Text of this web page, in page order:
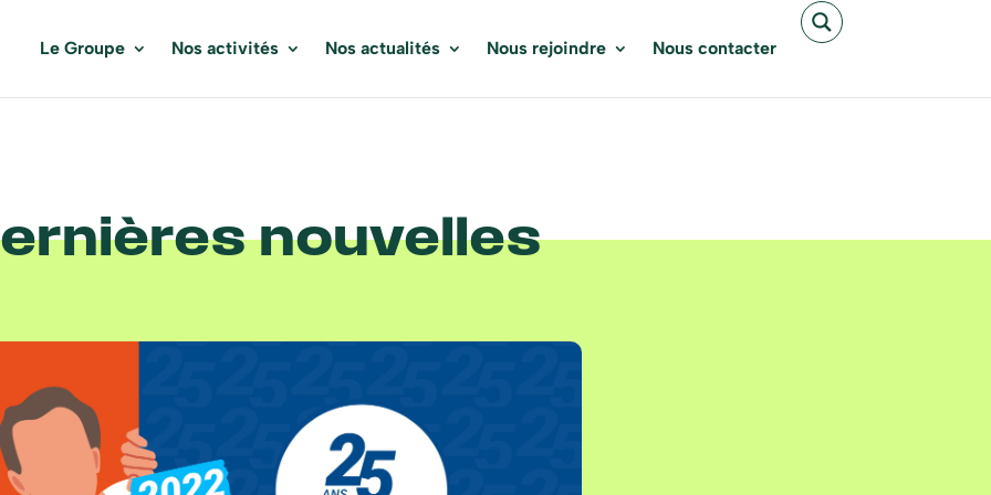
Le Groupe Nos activités Nos actualités Nous rejoindre Nous contacter
nouvelles